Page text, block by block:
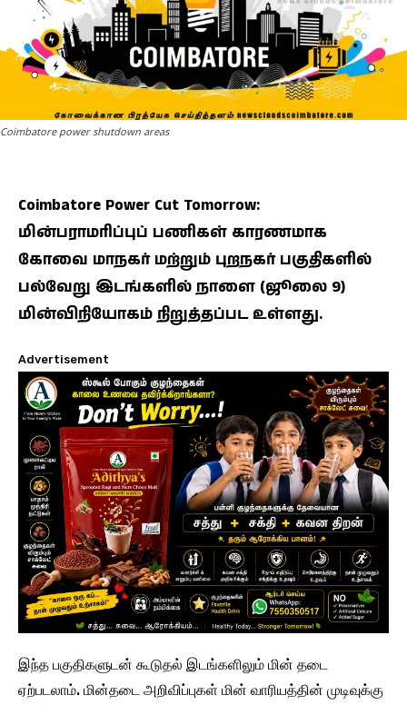
Coimbatore power shutdown areas
Coimbatore Power Cut Tomorrow:
மின்பராமரிப்புப் பணிகள் காரணமாக
கோவை மாநகர் மற்றும் புறநகர் பகுதிகளில்
பல்வேறு இடங்களில் நாளை (ஜூலை 9)
மின்விநியோகம் நிறுத்தப்பட உள்ளது.
Advertisement
இந்த பகுதிகளுடன் கூடுதல் இடங்களிலும் மின் தடை
ஏற்படலாம். மின்தடை அறிவிப்புகள் மின் வாரியத்தின் முடிவுக்கு